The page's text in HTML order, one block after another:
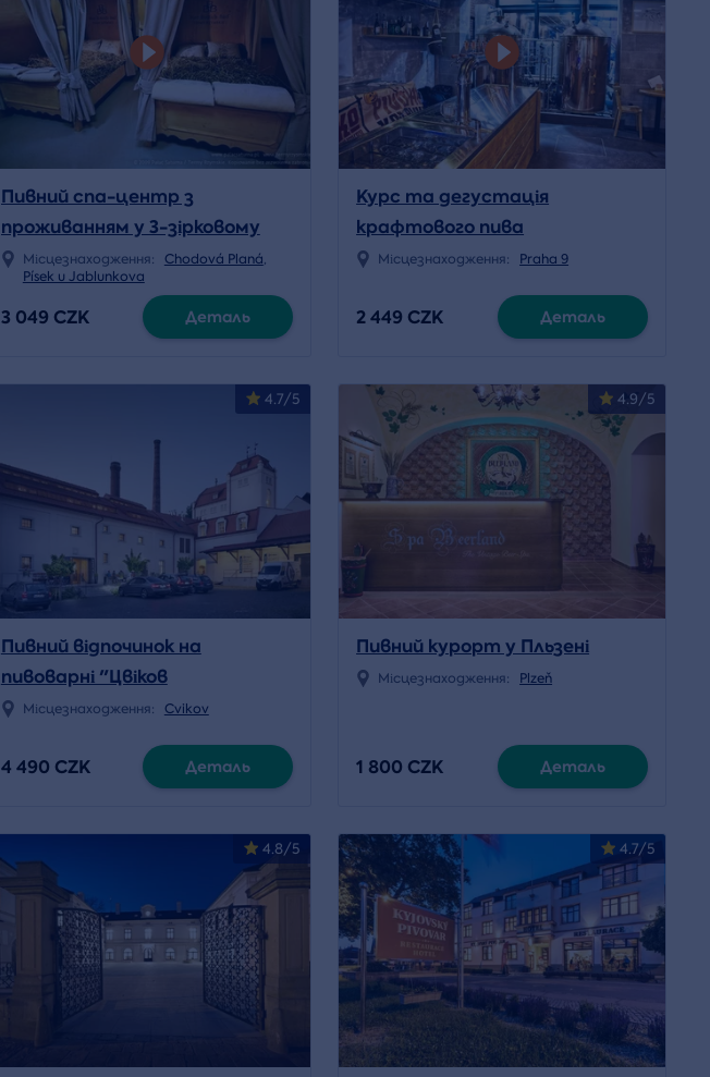
Пивний спа-центр з
проживанням у 3-зірковому
готелі
Місцезнаходження: Chodová Planá,
Písek u Jablunkova
3 049 CZK Деталь
Курс та дегустація
крафтового пива
Місцезнаходження: Praha 9
2 449 CZK Деталь
4.7/5
Пивний відпочинок на
пивоварні "Цвіков
Місцезнаходження: Cvikov
4 490 CZK Деталь
4.9/5
Пивний курорт у Пльзені
Місцезнаходження: Plzeň
1 800 CZK Деталь
4.8/5 4.7/5